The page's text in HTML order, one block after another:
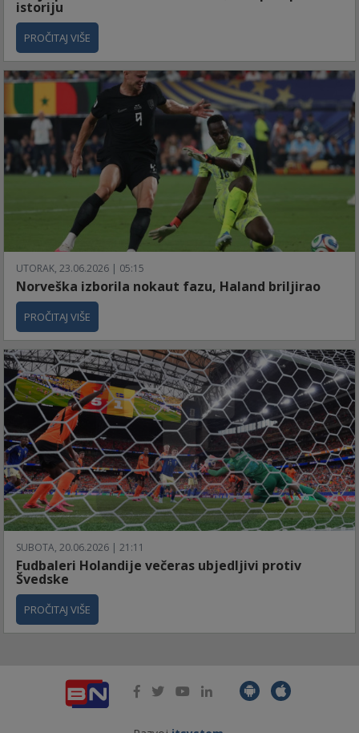
istoriju
PROČITAJ VIŠE
UTORAK, 23.06.2026 | 05:15
Norveška izborila nokaut fazu, Haland briljirao
PROČITAJ VIŠE
SUBOTA, 20.06.2026 | 21:11
Fudbaleri Holandije večeras ubjedljivi protiv
Švedske
PROČITAJ VIŠE